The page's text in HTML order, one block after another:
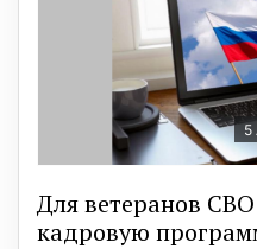
5
Для ветеранов
кадровую